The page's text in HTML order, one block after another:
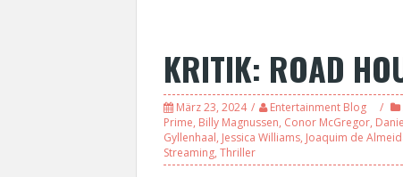
KRITIK: ROAD
März 23, 2024 Entertainment Blog
Prime, Billy Magnussen, Conor McGregor,
Gyllenhaal, Jessica Williams, Joaquim de
Streaming, Thriller